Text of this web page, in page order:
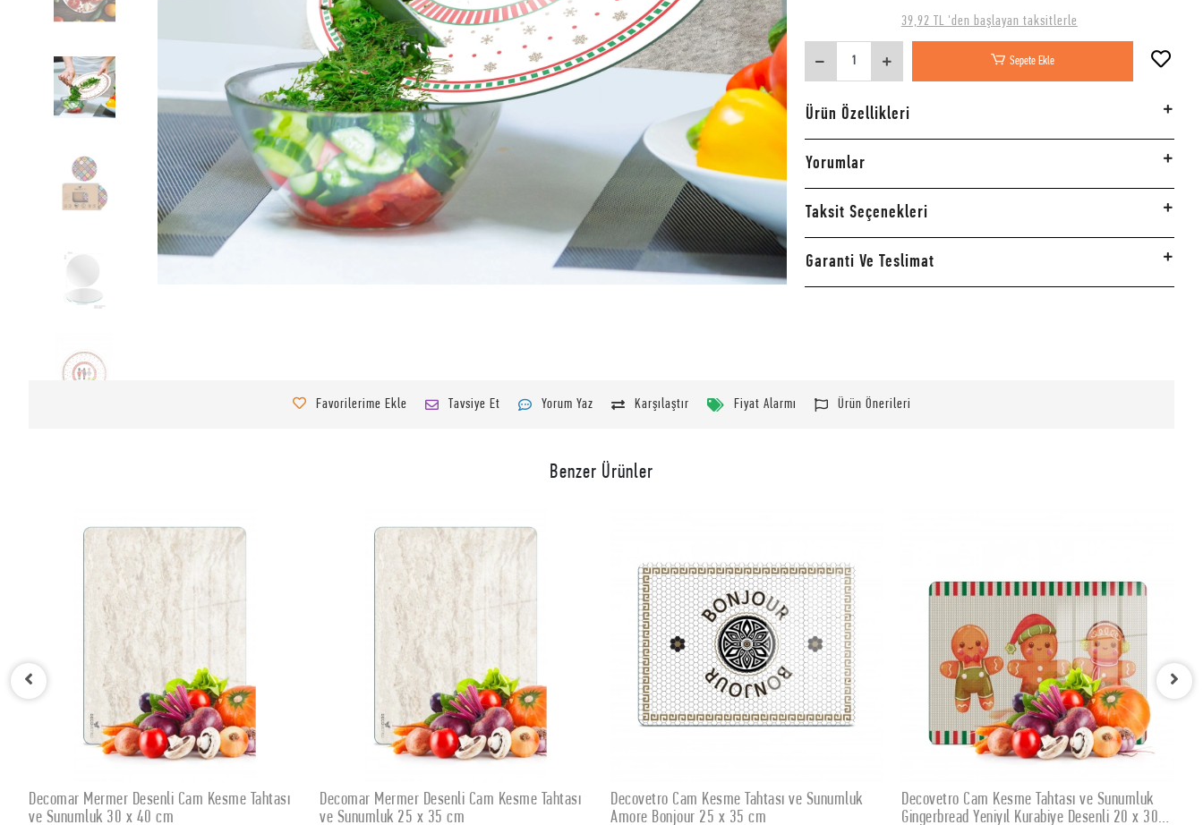
39,92 TL 'den başlayan taksitlerle
Sepete Ekle
Ürün Özellikleri
Yorumlar
Taksit Seçenekleri
Garanti Ve Teslimat
Favorilerime Ekle Tavsiye Et Yorum Yaz Karşılaştır Fiyat Alarmı Ürün Önerileri
Benzer Ürünler
SEPETE EKLE
Decomar Mermer Desenli Cam Kesme Tahtası
ve Sunumluk 30 x 40 cm
SEPETE EKLE
Decomar Mermer Desenli Cam Kesme Tahtası
ve Sunumluk 25 x 35 cm
SEPETE EKLE
Decovetro Cam Kesme Tahtası ve Sunumluk
Amore Bonjour 25 x 35 cm
SEPETE EKLE
Decovetro Cam Kesme Tahtası ve Sunumluk
Gingerbread Yeniyıl Kurabiye Desenli 20 x 30